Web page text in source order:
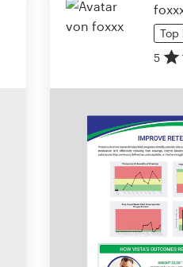
Top
5